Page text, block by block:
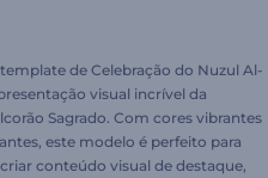
de Celebração do Nuzul Al-
visual incrível da
Sagrado. Com cores vibrantes
este modelo é perfeito para
conteúdo visual de destaque,